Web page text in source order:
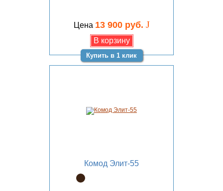
Цена 13 900 руб. J
Купить в 1 клик
Комод Элит-55